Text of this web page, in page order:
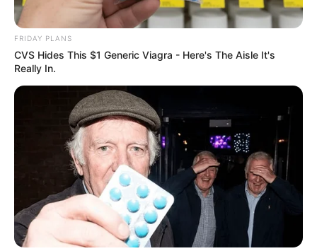
GUATEMALA DENTAL
FRIDAY PLANS
CVS Hides This $1 Generic Viagra - Here's The Aisle It's
Really In.